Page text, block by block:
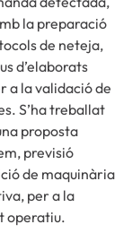
la preparació
de neteja,
d’elaborats
a la validació de
S’ha treballat
proposta
previsió
de maquinària
per a la
operatiu.